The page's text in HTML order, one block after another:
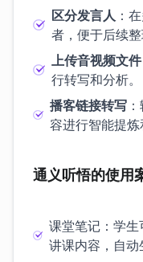
区分发言人 ：
者，便于后续整
上传音视频文件
行转写和分析。
播客链接转写
容进行智能提炼
通义听悟的使用
课堂笔记：学
讲课内容，自动